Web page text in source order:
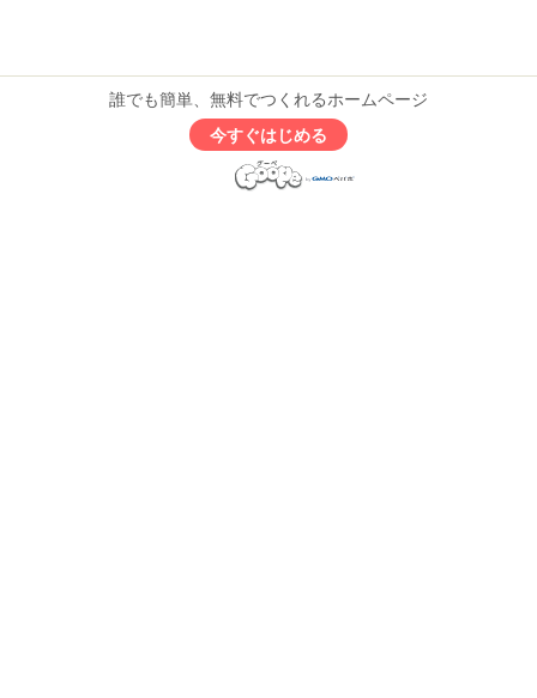
誰でも簡単、無料でつくれるホームページ
今すぐはじめる